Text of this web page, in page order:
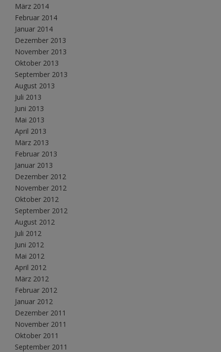
März 2014
Februar 2014
Januar 2014
Dezember 2013
November 2013
Oktober 2013
September 2013
August 2013
Juli 2013
Juni 2013
Mai 2013
April 2013
März 2013
Februar 2013
Januar 2013
Dezember 2012
November 2012
Oktober 2012
September 2012
August 2012
Juli 2012
Juni 2012
Mai 2012
April 2012
März 2012
Februar 2012
Januar 2012
Dezember 2011
November 2011
Oktober 2011
September 2011